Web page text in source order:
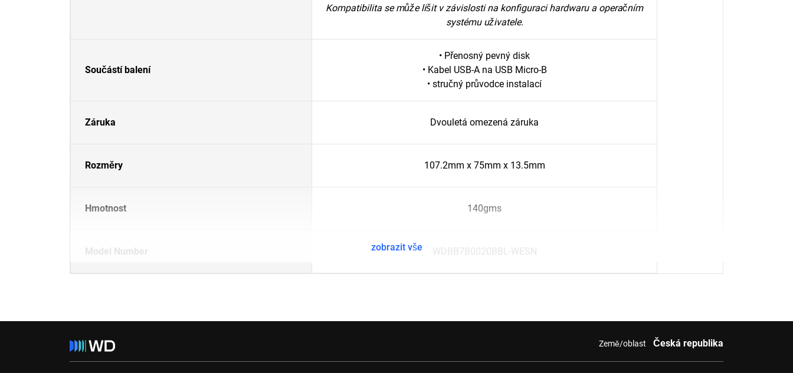
Kompatibilita se může lišit v závislosti na konfiguraci hardwaru a operačním
systému uživatele.
Součástí balení
• Přenosný pevný disk
• Kabel USB-A na USB Micro-B
• stručný průvodce instalací
Záruka Dvouletá omezená záruka
Rozměry 107.2mm x 75mm x 13.5mm
Hmotnost 140gms
Model Number WDBB7B0020BBL-WESN
zobrazit vše
Země/oblast Česká republika